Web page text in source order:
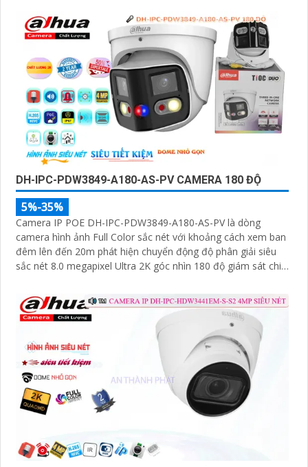
DH-IPC-PDW3849-A180-AS-PV CAMERA 180 ĐỘ
5%-35%
Camera IP POE DH-IPC-PDW3849-A180-AS-PV là dòng
camera hình ảnh Full Color sắc nét với khoảng cách xem ban
đêm lên đến 20m phát hiện chuyển động độ phân giải siêu
sắc nét 8.0 megapixel Ultra 2K góc nhìn 180 độ giám sát chi